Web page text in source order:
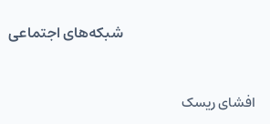
شبکه‌های اجتماعی
افشای ریسک